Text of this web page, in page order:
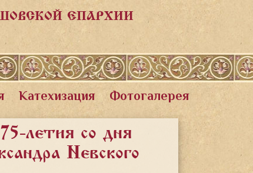
ЕПАРХИИ
Катехизация Фотогалерея
летия со дня
Невского